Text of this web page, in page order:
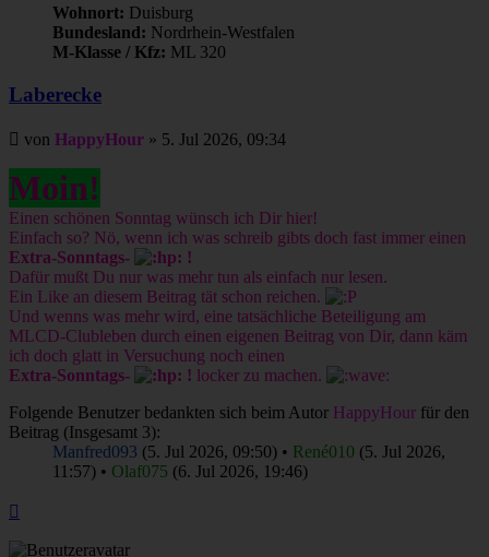
Wohnort: Duisburg
Bundesland: Nordrhein-Westfalen
M-Klasse / Kfz: ML 320
Laberecke
Beitrag
von HappyHour » 5. Jul 2026, 09:34
Moin!
Einen schönen Sonntag wünsch ich Dir hier!
Einfach so? Nö, wenn ich was schreib gibts doch fast immer einen
Extra-Sonntags-
!
Dafür mußt Du nur was mehr tun als einfach nur lesen.
Ein Like an diesem Beitrag tät schon reichen.
Und wenns was mehr wird, eine tatsächliche Beteiligung am
MLCD-Clubleben durch einen eigenen Beitrag von Dir, dann käm
ich doch glatt in Versuchung noch einen
Extra-Sonntags-
! locker zu machen.
Folgende Benutzer bedankten sich beim Autor HappyHour für den
Beitrag (Insgesamt 3):
Manfred093 (5. Jul 2026, 09:50) • René010 (5. Jul 2026,
11:57) • Olaf075 (6. Jul 2026, 19:46)